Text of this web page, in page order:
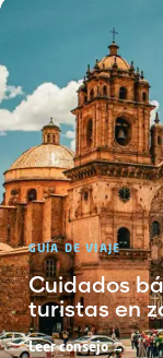
GUÍA DE VIAJE
Cuidados
turistas en
Leer consejo →